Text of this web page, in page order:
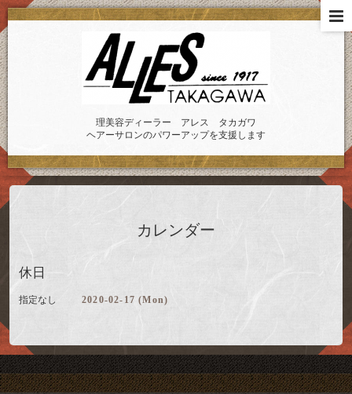
理美容ディーラー アレス タカガワ
ヘアーサロンのパワーアップを支援します
カレンダー
休日
指定なし 2020-02-17 (Mon)